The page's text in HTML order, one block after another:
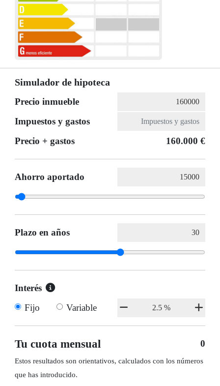
Simulador de hipoteca
Precio inmueble
Impuestos y gastos
Precio + gastos
160.000 €
Ahorro aportado
Plazo en años
Interés
Fijo
Variable
Tu cuota mensual 0
Estos resultados son orientativos, calculados con los números
que has introducido.